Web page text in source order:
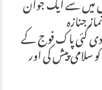
میں سے ایک جوان
گئی پاک فوج کے
پیش کی اور